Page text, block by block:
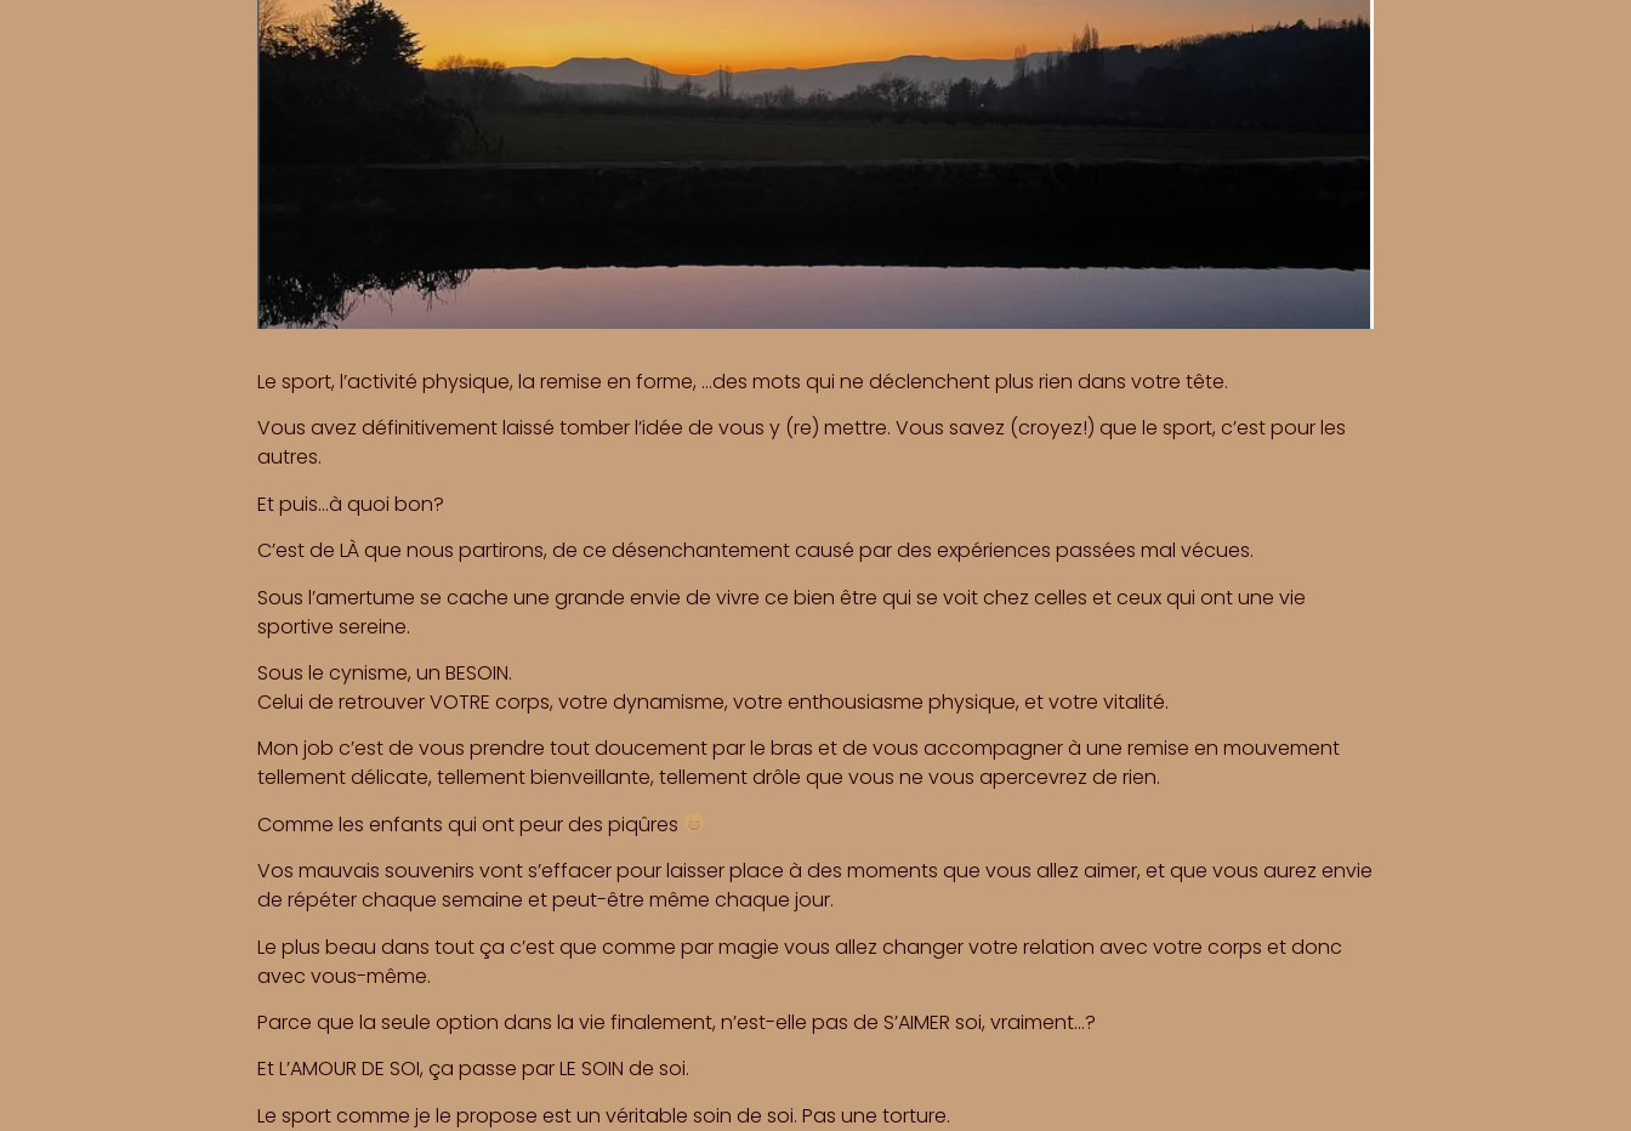
Le sport, l’activité physique, la remise en forme, …des mots qui ne déclenchent plus rien dans votre tête.
Vous avez définitivement laissé tomber l’idée de vous y (re) mettre. Vous savez (croyez!) que le sport, c’est pour les
autres.
Et puis…à quoi bon?
C’est de LÀ que nous partirons, de ce désenchantement causé par des expériences passées mal vécues.
Sous l’amertume se cache une grande envie de vivre ce bien être qui se voit chez celles et ceux qui ont une vie
sportive sereine.
Sous le cynisme, un BESOIN.
Celui de retrouver VOTRE corps, votre dynamisme, votre enthousiasme physique, et votre vitalité.
Mon job c’est de vous prendre tout doucement par le bras et de vous accompagner à une remise en mouvement
tellement délicate, tellement bienveillante, tellement drôle que vous ne vous apercevrez de rien.
Comme les enfants qui ont peur des piqûres
Vos mauvais souvenirs vont s’effacer pour laisser place à des moments que vous allez aimer, et que vous aurez envie
de répéter chaque semaine et peut-être même chaque jour.
Le plus beau dans tout ça c’est que comme par magie vous allez changer votre relation avec votre corps et donc
avec vous-même.
Parce que la seule option dans la vie finalement, n’est-elle pas de S’AIMER soi, vraiment…?
Et L’AMOUR DE SOI, ça passe par LE SOIN de soi.
Le sport comme je le propose est un véritable soin de soi. Pas une torture.